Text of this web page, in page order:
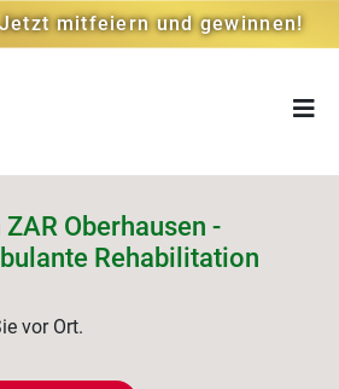
mitfeiern und gewinnen!
Oberhausen -
Rehabilitation
vor Ort.